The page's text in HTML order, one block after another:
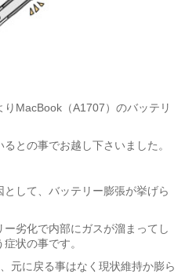
MacBook（A1707）のバッテリ
との事でお越し下さいました。
して、バッテリー膨張が挙げら
劣化で内部にガスが溜まってし
状の事です。
元に戻る事はなく現状維持か膨ら